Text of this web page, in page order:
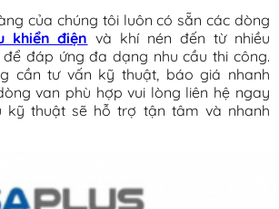
của chúng tôi luôn có sẵn các dòng
khiển điện và khí nén đến từ nhiều
đáp ứng đa dạng nhu cầu thi công.
cần tư vấn kỹ thuật, báo giá nhanh
van phù hợp vui lòng liên hệ ngay
kỹ thuật sẽ hỗ trợ tận tâm và nhanh